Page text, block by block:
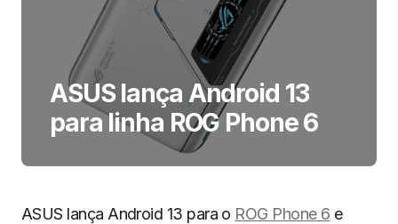
ASUS lança Android 13
para linha ROG Phone 6
ASUS lança Android 13 para o ROG Phone 6 e